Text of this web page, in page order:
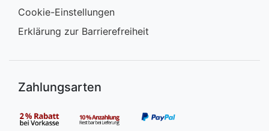
Cookie-Einstellungen
Erklärung zur Barrierefreiheit
Zahlungsarten